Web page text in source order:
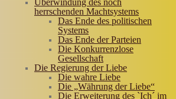
Überwindung des noch
herrschenden Machtsystems
Das Ende des politischen
Systems
Das Ende der Parteien
Die Konkurrenzlose
Gesellschaft
Die Regierung der Liebe
Die wahre Liebe
Die „Währung der Liebe“
Die Erweiterung des `Ich´ im